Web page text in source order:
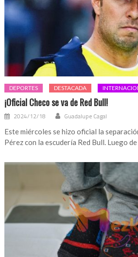
DEPORTES DESTACADA
¡Oficial Checo se va de Red Bull!
2024/12/18 Guadalupe Cagal
Este miércoles se hizo oficial la
Pérez con la escudería Red Bull. Luego